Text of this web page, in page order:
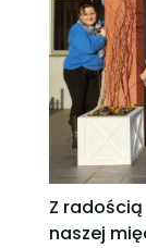
Z
naszej